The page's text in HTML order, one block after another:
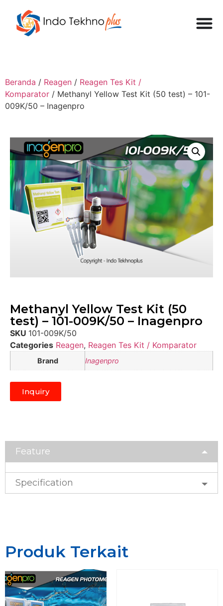
Beranda / Reagen / Reagen Tes Kit /
Komparator / Methanyl Yellow Test Kit (50 test) – 101-
009K/50 – Inagenpro
Methanyl Yellow Test Kit (50
test) – 101-009K/50 – Inagenpro
SKU 101-009K/50
Categories Reagen, Reagen Tes Kit / Komparator
Brand Inagenpro
Inquiry
Feature
Specification
Produk Terkait